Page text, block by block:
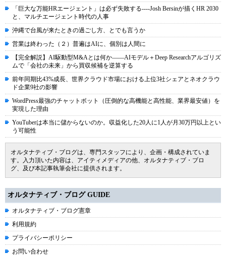
「巨大な万能HRエージェント」は必ず失敗する----Josh Bersinが描くHR 2030
と、マルチエージェント時代の人事
沖縄で台風が来たときの過ごし方、とでも言うか
営業は終わった（２）普遍はAIに、個別は人間に
【完全解説】AI駆動型M&Aとは何か――AIモデル＋Deep Researchアルゴリズ
ムで「会社の未来」から買収候補を逆算する
前年同期比43%成長、世界クラウド市場における上位3社シェアとネオクラウ
ド企業9社の影響
WordPress最強のチャットボット（圧倒的な高機能と高性能、業界最安値）を
実現した理由
YouTuberは本当に儲からないのか。収益化した20人に1人が月30万円以上とい
う可能性
オルタナティブ・ブログは、専門スタッフにより、企画・構成されていま
す。入力頂いた内容は、アイティメディアの他、オルタナティブ・ブロ
グ、及び本記事執筆会社に提供されます。
オルタナティブ・ブログ GUIDE
オルタナティブ・ブログ憲章
利用規約
プライバシーポリシー
お問い合わせ